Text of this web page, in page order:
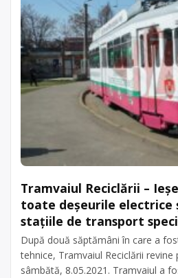
Tramvaiul Reciclării –
toate deșeurile electrice
stațiile de transport
După două săptămâni în care a
tehnice, Tramvaiul Reciclării revine
sâmbătă, 8.05.2021. Tramvaiul a